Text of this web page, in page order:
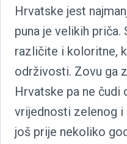
Hrvatske jest
puna je velikih priča.
različite i koloritne,
održivosti. Zovu ga
Hrvatske pa ne čudi
vrijednosti zelenog i
još prije nekoliko